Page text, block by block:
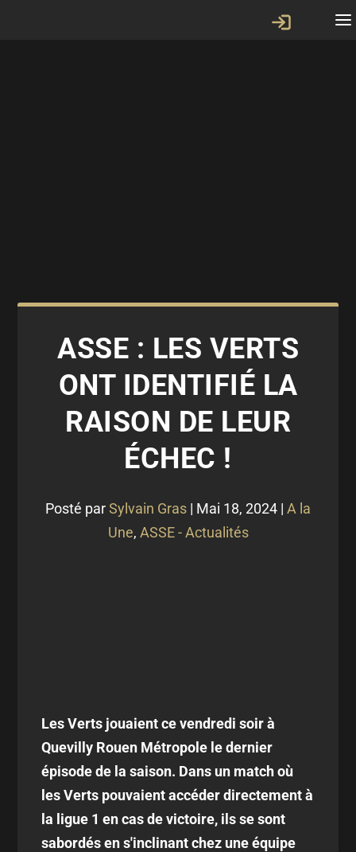
ASSE : LES VERTS
ONT IDENTIFIÉ LA
RAISON DE LEUR
ÉCHEC !
Posté parSylvain Gras | Mai 18, 2024 | A la
Une, ASSE - Actualités
Les Verts jouaient ce vendredi soir à
Quevilly Rouen Métropole le dernier
épisode de la saison. Dans un match où
les Verts pouvaient accéder directement à
la ligue 1 en cas de victoire, ils se sont
sabordés en s'inclinant chez une équipe